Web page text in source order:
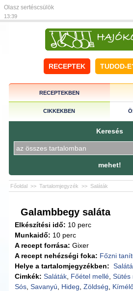
Olasz sertéscsülök
13:39
RECEPTEK TUDOD-
RECEPTEKBEN
CIKKEKBEN
Keresés
mehet!
Főoldal >> Tartalomjegyzék >> Saláták
Galambbegy saláta
Elkészítési idő: 10 perc
Munkaidő: 10 perc
A recept forrása: Gixer
A recept nehézségi foka: Főzni
Helye a tartalomjegyzékben:
Cimkék: Saláták Főétel mellé ,Sütés
Sós ,Savanyú Hideg ,Zöldség